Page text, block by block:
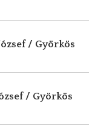
/ Györkös
/ Györkös